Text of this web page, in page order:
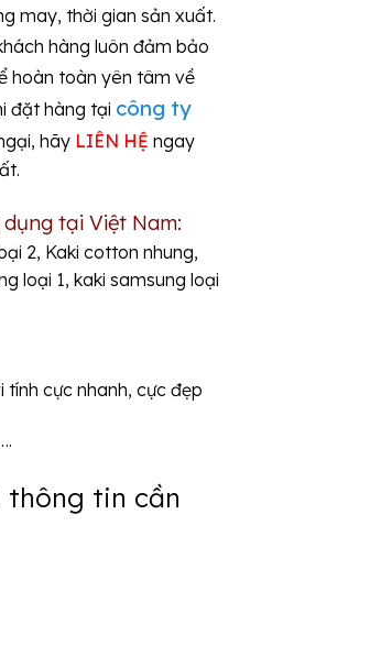
may, thời gian sản xuất.
hàng luôn đảm bảo
hoàn toàn yên tâm về
đặt hàng tại công ty
hãy LIÊN HỆ ngay
tại Việt Nam:
2, Kaki cotton nhung,
loại 1, kaki samsung loại
cực nhanh, cực đẹp
thông tin cần